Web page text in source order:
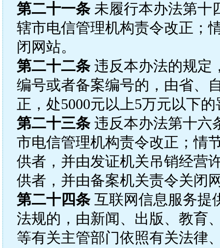
第二十一条未履行本办法第十
辖市电信管理机构责令改正；
闭网站。
第二十二条违反本办法的规定
编号或者备案编号的，由省、
正，处5000元以上5万元以下
第二十三条违反本办法第十六
市电信管理机构责令改正；情
供者，并由发证机关吊销经营
供者，并由备案机关责令关闭
第二十四条互联网信息服务提
法规的，由新闻、出版、教育
等有关主管部门依照有关法律